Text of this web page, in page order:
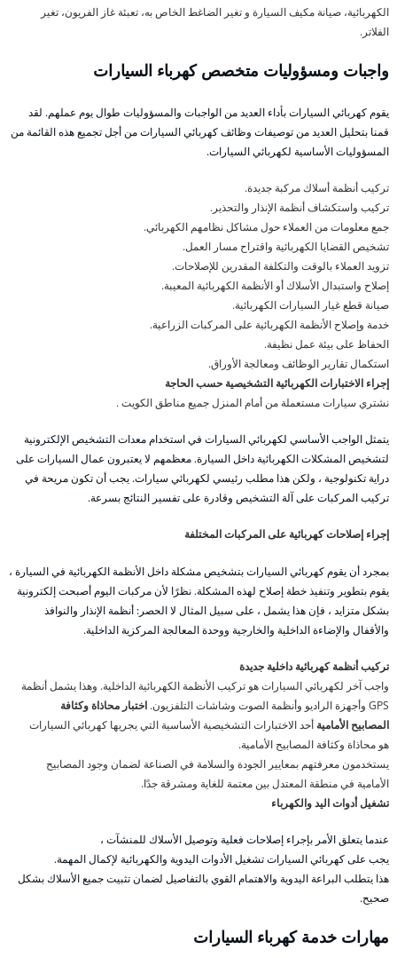
الكهربائية، صيانة مكيف السيارة و تغير الضاغط الخاص به، تعبئة غاز الفريون، تغير
الفلاتر.
واجبات ومسؤوليات متخصص كهرباء السيارات
يقوم كهربائي السيارات بأداء العديد من الواجبات والمسؤوليات طوال يوم عملهم. لقد
قمنا بتحليل العديد من توصيفات وظائف كهربائي السيارات من أجل تجميع هذه القائمة من
المسؤوليات الأساسية لكهربائي السيارات.
تركيب أنظمة أسلاك مركبة جديدة.
تركيب واستكشاف أنظمة الإنذار والتحذير.
جمع معلومات من العملاء حول مشاكل نظامهم الكهربائي.
تشخيص القضايا الكهربائية واقتراح مسار العمل.
تزويد العملاء بالوقت والتكلفة المقدرين للإصلاحات.
إصلاح واستبدال الأسلاك أو الأنظمة الكهربائية المعيبة.
صيانة قطع غيار السيارات الكهربائية.
خدمة وإصلاح الأنظمة الكهربائية على المركبات الزراعية.
الحفاظ على بيئة عمل نظيفة.
استكمال تقارير الوظائف ومعالجة الأوراق.
إجراء الاختبارات الكهربائية التشخيصية حسب الحاجة
نشتري سيارات مستعملة من أمام المنزل جميع مناطق الكويت .
يتمثل الواجب الأساسي لكهربائي السيارات في استخدام معدات التشخيص الإلكترونية
لتشخيص المشكلات الكهربائية داخل السيارة. معظمهم لا يعتبرون عمال السيارات على
دراية تكنولوجية ، ولكن هذا مطلب رئيسي لكهربائي سيارات. يجب أن تكون مريحة في
تركيب المركبات على آلة التشخيص وقادرة على تفسير النتائج بسرعة.
إجراء إصلاحات كهربائية على المركبات المختلفة
بمجرد أن يقوم كهربائي السيارات بتشخيص مشكلة داخل الأنظمة الكهربائية في السيارة ،
يقوم بتطوير وتنفيذ خطة إصلاح لهذه المشكلة. نظرًا لأن مركبات اليوم أصبحت إلكترونية
بشكل متزايد ، فإن هذا يشمل ، على سبيل المثال لا الحصر: أنظمة الإنذار والنوافذ
والأقفال والإضاءة الداخلية والخارجية ووحدة المعالجة المركزية الداخلية.
تركيب أنظمة كهربائية داخلية جديدة
واجب آخر لكهربائي السيارات هو تركيب الأنظمة الكهربائية الداخلية. وهذا يشمل أنظمة
GPS وأجهزة الراديو وأنظمة الصوت وشاشات التلفزيون.
اختبار محاذاة وكثافة
المصابيح الأمامية أحد الاختبارات التشخيصية الأساسية التي يجريها كهربائي السيارات
هو محاذاة وكثافة المصابيح الأمامية.
يستخدمون معرفتهم بمعايير الجودة والسلامة في الصناعة لضمان وجود المصابيح
الأمامية في منطقة المعتدل بين معتمة للغاية ومشرقة جدًا.
تشغيل أدوات اليد والكهرباء
عندما يتعلق الأمر بإجراء إصلاحات فعلية وتوصيل الأسلاك للمنشآت ،
يجب على كهربائي السيارات تشغيل الأدوات اليدوية والكهربائية لإكمال المهمة.
هذا يتطلب البراعة اليدوية والاهتمام القوي بالتفاصيل لضمان تثبيت جميع الأسلاك بشكل
صحيح.
مهارات خدمة كهرباء السيارات